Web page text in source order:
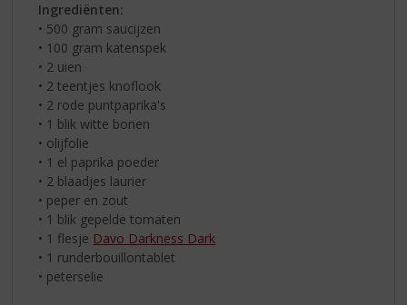
Ingrediënten:
• 500 gram saucijzen
• 100 gram katenspek
• 2 uien
• 2 teentjes knoflook
• 2 rode puntpaprika's
• 1 blik witte bonen
• olijfolie
• 1 el paprika poeder
• 2 blaadjes laurier
• peper en zout
• 1 blik gepelde tomaten
• 1 flesje Davo Darkness Dark
• 1 runderbouillontablet
• peterselie